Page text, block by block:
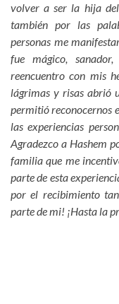
volver a ser la hija
también por las
personas me
fue mágico,
reencuentro con mis
lágrimas y risas abrió
permitió reconocernos
las experiencias
Agradezco a Hashem
familia que me
parte de esta
por el recibimiento
parte de mi! ¡Hasta la